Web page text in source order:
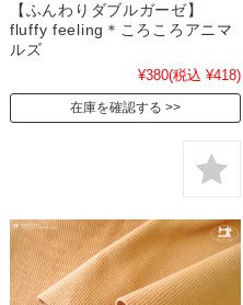
【ふんわりダブルガーゼ】
fluffy feeling＊ころころアニマ
ルズ
¥380(税込 ¥418)
在庫を確認する